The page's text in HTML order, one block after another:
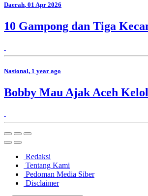
Daerah, 01 Apr 2026
10 Gampong dan Tiga
Nasional, 1 year ago
Bobby Mau Ajak Aceh
Redaksi
Tentang Kami
Pedoman Media Siber
Disclaimer